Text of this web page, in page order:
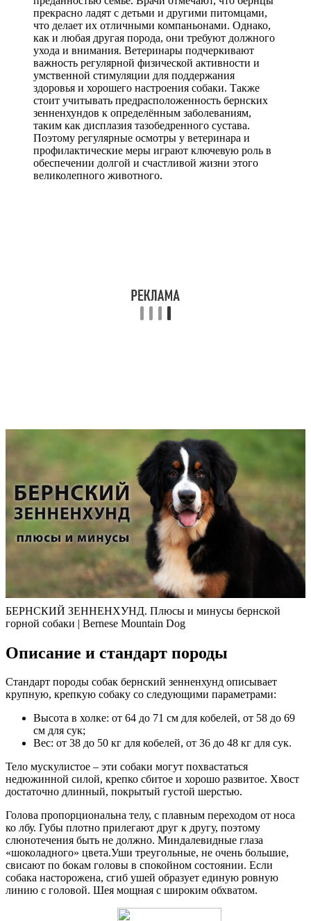
прекрасно ладят с детьми и другими питомцами,
что делает их отличными компаньонами. Однако,
как и любая другая порода, они требуют должного
ухода и внимания. Ветеринары подчеркивают
важность регулярной физической активности и
умственной стимуляции для поддержания
здоровья и хорошего настроения собаки. Также
стоит учитывать предрасположенность бернских
зенненхундов к определённым заболеваниям,
таким как дисплазия тазобедренного сустава.
Поэтому регулярные осмотры у ветеринара и
профилактические меры играют ключевую роль в
обеспечении долгой и счастливой жизни этого
великолепного животного.
БЕРНСКИЙ ЗЕННЕНХУНД. Плюсы и минусы бернской
горной собаки | Bernese Mountain Dog
Описание и стандарт породы
Стандарт породы собак бернский зенненхунд описывает
крупную, крепкую собаку со следующими параметрами:
Высота в холке: от 64 до 71 см для кобелей, от 58 до 69
см для сук;
Вес: от 38 до 50 кг для кобелей, от 36 до 48 кг для сук.
Тело мускулистое – эти собаки могут похвастаться
недюжинной силой, крепко сбитое и хорошо развитое. Хвост
достаточно длинный, покрытый густой шерстью.
Голова пропорциональна телу, с плавным переходом от носа
ко лбу. Губы плотно прилегают друг к другу, поэтому
слюнотечения быть не должно. Миндалевидные глаза
«шоколадного» цвета.Уши треугольные, не очень большие,
свисают по бокам головы в спокойном состоянии. Если
собака насторожена, сгиб ушей образует единую ровную
линию с головой. Шея мощная с широким обхватом.